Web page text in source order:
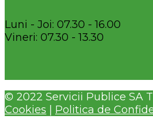
Luni - Joi: 07.30 - 16.00
Vineri: 07.30 - 13.30
© 2022 Servicii Publice SA
Cookies
Politica de